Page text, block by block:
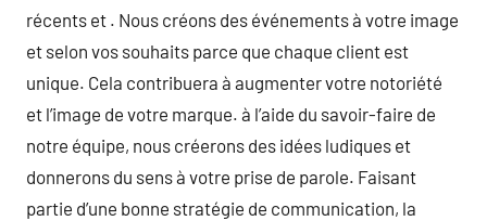
récents et . Nous créons des événements à votre image
et selon vos souhaits parce que chaque client est
unique. Cela contribuera à augmenter votre notoriété
et l’image de votre marque. à l’aide du savoir-faire de
notre équipe, nous créerons des idées ludiques et
donnerons du sens à votre prise de parole. Faisant
partie d’une bonne stratégie de communication, la